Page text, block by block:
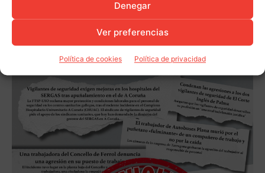
Denegar
Ver preferencias
Política de cookies Política de privacidad